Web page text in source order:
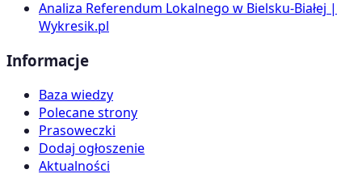
Analiza Referendum Lokalnego w Bielsku-Białej |
Wykresik.pl
Informacje
Baza wiedzy
Polecane strony
Prasoweczki
Dodaj ogłoszenie
Aktualności